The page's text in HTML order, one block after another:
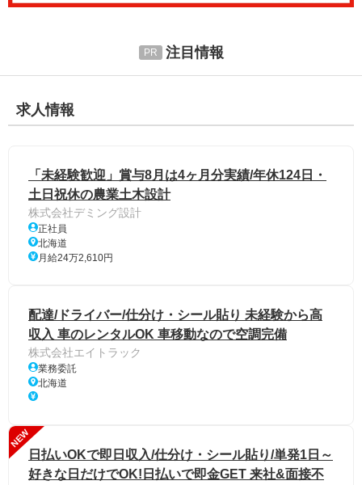
注目情報
求人情報
「未経験歓迎」賞与8月は4ヶ月分実績/年休124日・
土日祝休の農業土木設計
株式会社デミング設計
正社員
北海道
月給24万2,610円
配達/ドライバー/仕分け・シール貼り 未経験から高
収入 車のレンタルOK 車移動なので空調完備
株式会社エイトラック
業務委託
北海道
NEW
日払いOKで即日収入/仕分け・シール貼り/単発1日～
好きな日だけでOK!日払いで即金GET 来社&面接不